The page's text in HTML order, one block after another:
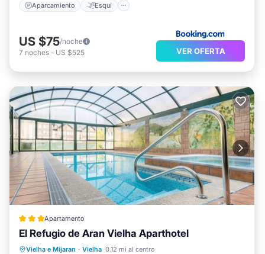
Aparcamiento Esquí
US $75/noche
7 noches - US $525 VER OFERTA
Apartamento
El Refugio de Aran Vielha Aparthotel
Vielha e Mijaran · Vielha 0.12 mi al centro
Aparcamiento
Piscina